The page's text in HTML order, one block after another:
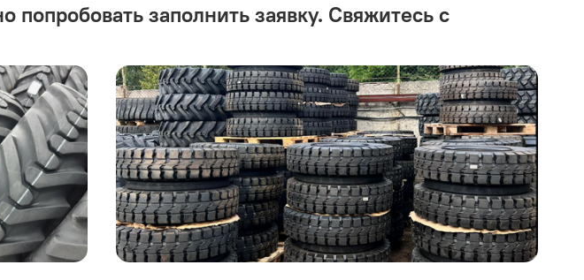
заполнить заявку. Свяжитесь с